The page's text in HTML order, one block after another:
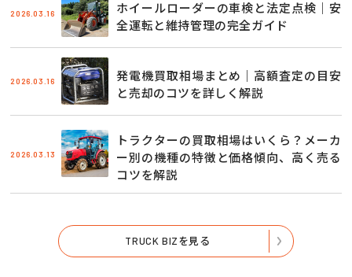
2026.03.16
ホイールローダーの車検と法定点検｜安
全運転と維持管理の完全ガイド
2026.03.16
発電機買取相場まとめ｜高額査定の目安
と売却のコツを詳しく解説
2026.03.13
トラクターの買取相場はいくら？メーカ
ー別の機種の特徴と価格傾向、高く売る
コツを解説
TRUCK BIZを見る